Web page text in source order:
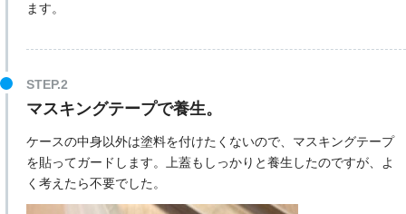
ます。
マスキングテープで養生。
ケースの中身以外は塗料を付けたくないので、マスキングテープ
を貼ってガードします。上蓋もしっかりと養生したのですが、よ
く考えたら不要でした。